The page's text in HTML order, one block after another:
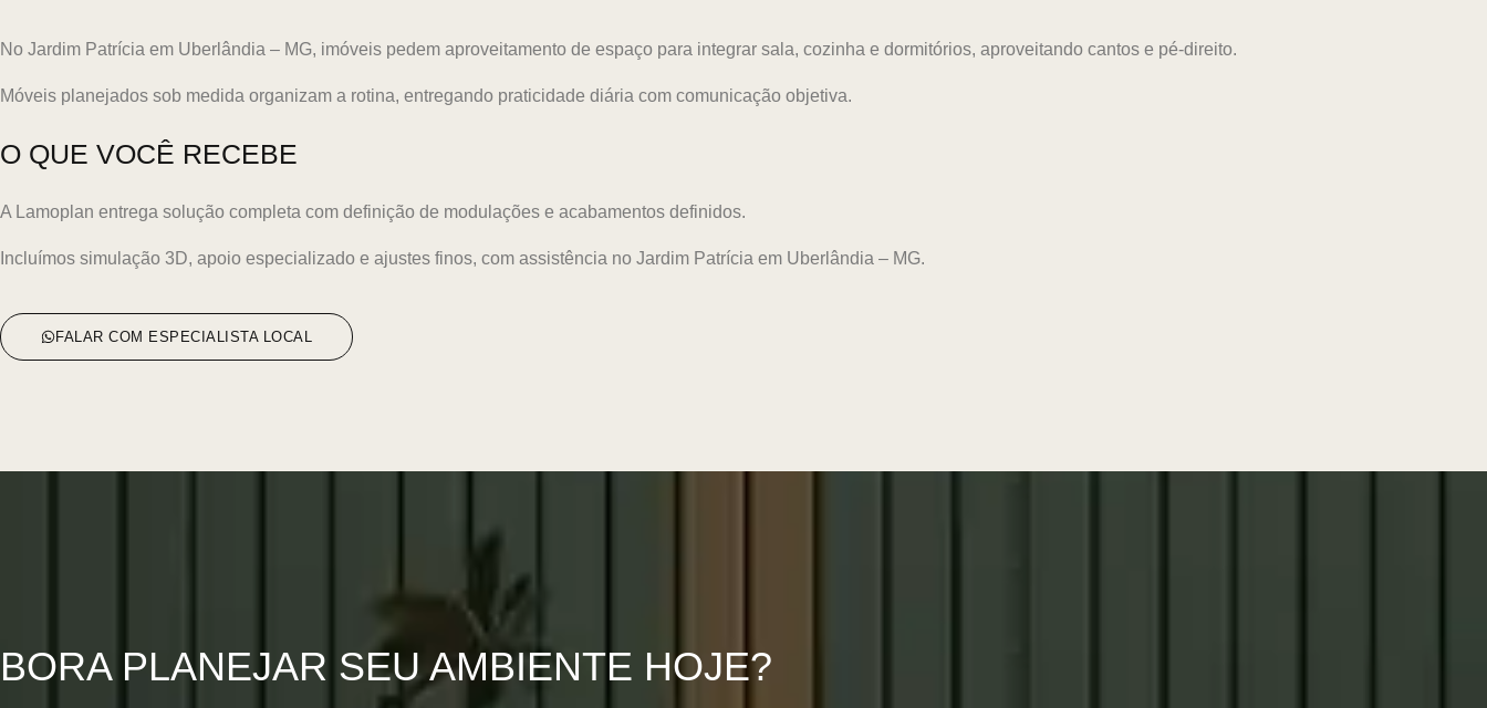
No Jardim Patrícia em Uberlândia – MG, imóveis pedem aproveitamento de espaço para integrar sala, cozinha e dormitórios, aproveitando cantos e pé-direito.
Móveis planejados sob medida organizam a rotina, entregando praticidade diária com comunicação objetiva.
O QUE VOCÊ RECEBE
A Lamoplan entrega solução completa com definição de modulações e acabamentos definidos.
Incluímos simulação 3D, apoio especializado e ajustes finos, com assistência no Jardim Patrícia em Uberlândia – MG.
FALAR COM ESPECIALISTA LOCAL
BORA PLANEJAR SEU AMBIENTE HOJE?